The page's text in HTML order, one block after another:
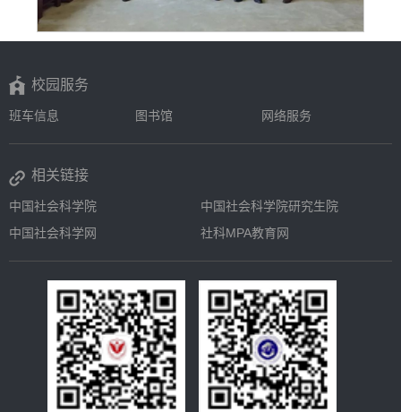
校园服务
班车信息 图书馆 网络服务
相关链接
中国社会科学院
中国社会科学院研究生院
中国社会科学网
社科MPA教育网